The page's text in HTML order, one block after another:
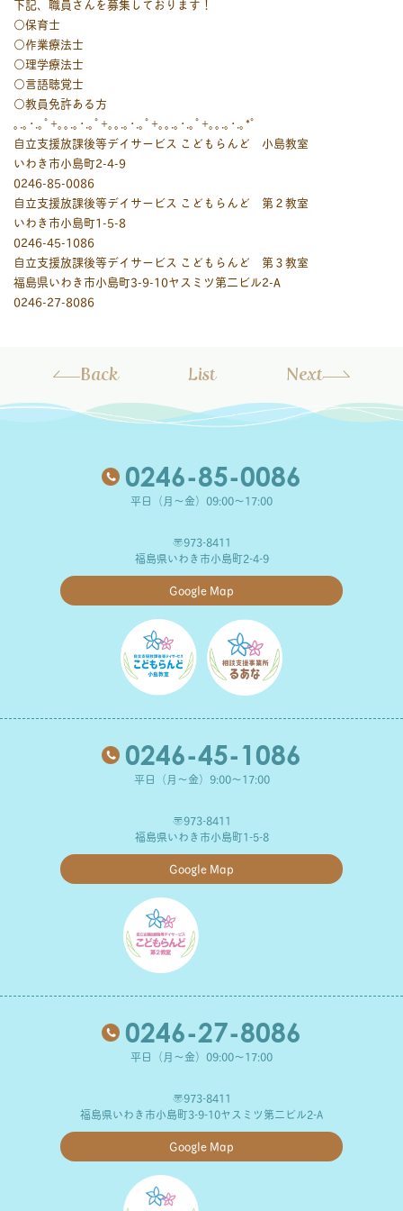
下記、職員さんを募集しております！
○保育士
○作業療法士
○理学療法士
○言語聴覚士
○教員免許ある方
｡.｡･.｡ﾟ+｡｡.｡･.｡ﾟ+｡｡.｡･.｡ﾟ+｡｡.｡･.｡ﾟ+｡｡.｡･.｡*ﾟ
自立支援放課後等デイサービス こどもらんど 小島教室
いわき市小島町2-4-9
0246-85-0086
自立支援放課後等デイサービス こどもらんど 第２教室
いわき市小島町1-5-8
0246-45-1086
自立支援放課後等デイサービス こどもらんど 第３教室
福島県いわき市小島町3-9-10ヤスミツ第二ビル2-A
0246-27-8086
Back List Next
0246-85-0086
平日（月～金）09:00～17:00
〒973-8411
福島県いわき市小島町2-4-9
Google Map
0246-45-1086
平日（月～金）9:00～17:00
〒973-8411
福島県いわき市小島町1-5-8
Google Map
0246-27-8086
平日（月～金）09:00～17:00
〒973-8411
福島県いわき市小島町3-9-10ヤスミツ第二ビル2-A
Google Map